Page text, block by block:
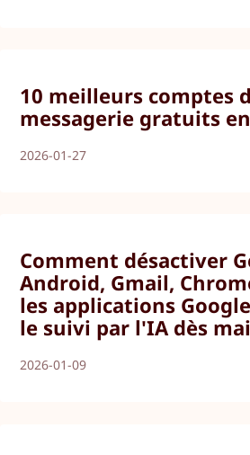
10 meilleurs comptes
messagerie gratuits
2026-01-27
Comment désactiver
Android, Gmail,
les applications
le suivi par l'IA dès
2026-01-09